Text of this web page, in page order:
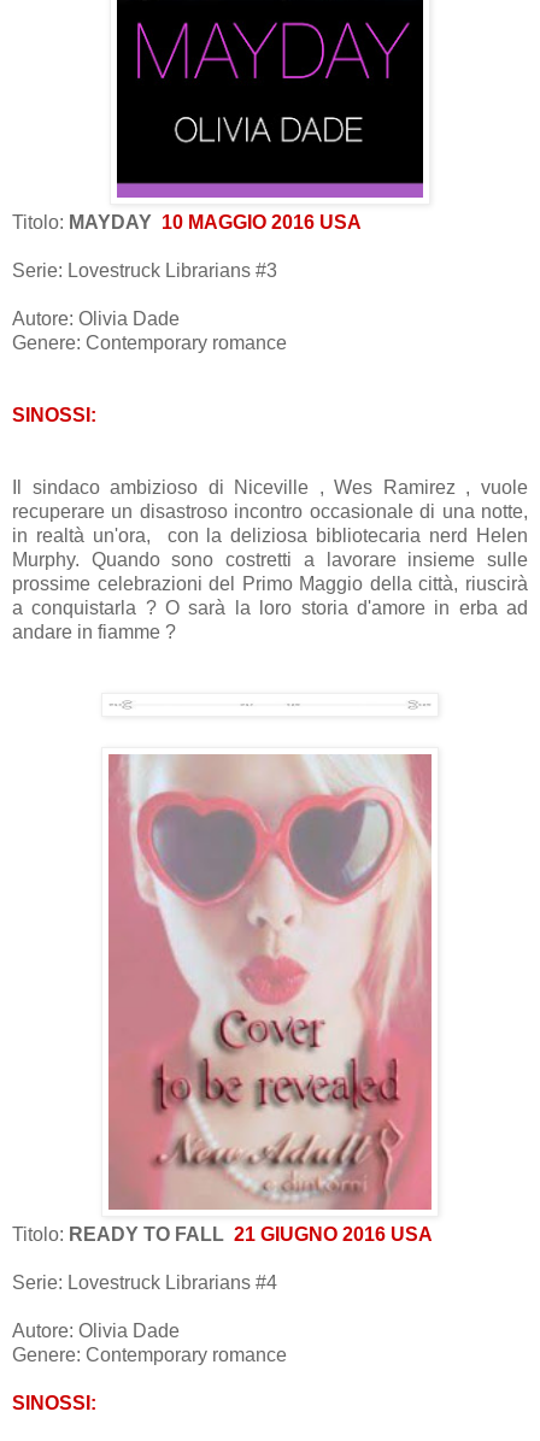
Titolo: MAYDAY 10 MAGGIO 2016 USA
Serie: Lovestruck Librarians #3
Autore: Olivia Dade
Genere: Contemporary romance
SINOSSI:
Il sindaco ambizioso di Niceville , Wes Ramirez , vuole
recuperare un disastroso incontro occasionale di una notte,
in realtà un'ora, con ladeliziosa bibliotecaria nerd Helen
Murphy. Quando sono costretti a lavorare insieme sulle
prossime celebrazioni del Primo Maggio della città, riuscirà
a conquistarla ? O sarà la loro storia d'amore in erba ad
andare in fiamme ?
Titolo: READY TO FALL 21 GIUGNO 2016 USA
Serie: Lovestruck Librarians #4
Autore: Olivia Dade
Genere: Contemporary romance
SINOSSI: